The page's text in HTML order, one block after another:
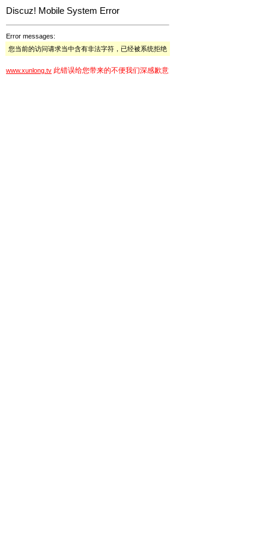
Discuz! Mobile System Error
Error messages:
您当前的访问请求当中含有非法字符，已经被系统拒绝
www.xunlong.tv 此错误给您带来的不便我们深感歉意